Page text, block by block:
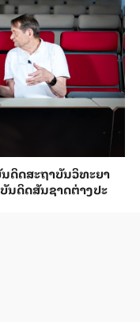
ດິດ​ສະ​ຖາ​ບັນວິ​ທະ​ຍາ​
ນ​ດິດ​ສັນ​ຊາດ​ຕ່າງ​ປະ​